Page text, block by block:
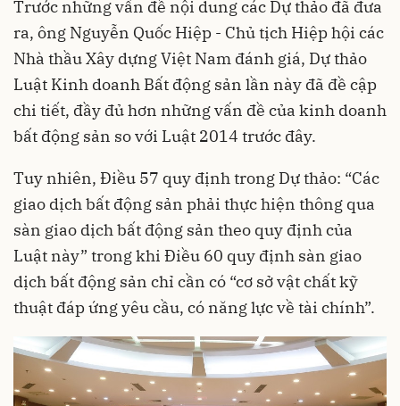
Trước những vấn đề nội dung các Dự thảo đã đưa
ra, ông Nguyễn Quốc Hiệp - Chủ tịch Hiệp hội các
Nhà thầu Xây dựng Việt Nam đánh giá, Dự thảo
Luật Kinh doanh Bất động sản lần này đã đề cập
chi tiết, đầy đủ hơn những vấn đề của kinh doanh
bất động sản so với Luật 2014 trước đây.
Tuy nhiên, Điều 57 quy định trong Dự thảo: “Các
giao dịch bất động sản phải thực hiện thông qua
sàn giao dịch bất động sản theo quy định của
Luật này” trong khi Điều 60 quy định sàn giao
dịch bất động sản chỉ cần có “cơ sở vật chất kỹ
thuật đáp ứng yêu cầu, có năng lực về tài chính”.